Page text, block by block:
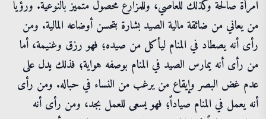
امرأة صالحة وكذلك للعاصي، وللمزارع محصول متميز بالنوعية. ورؤيا
من يعاني من ضائقة مالية الصيد بشارة بتحسن أوضاعه المالية. ومن
رأى أنه يصطاد في المنام ليأكل من صيده؛ فهو رزق وغنيمة، أما
من رأى أنه يمارس الصيد في المنام بوصفه هواية؛ فذلك يدل على
عدم غض البصر وإيقاع من يرغب من النساء في حباله. ومن رأى
أنه يعمل في المنام صياداً؛ فهو يسعى للعمل بجد، ومن رأى أنه